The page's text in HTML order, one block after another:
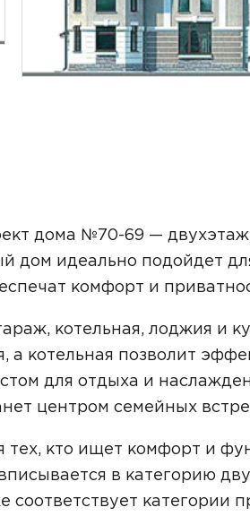
дома №70-69 —
дом идеально подойдет
комфорт и
котельная, лоджия и
а котельная позволит
для отдыха и
центром семейных
тех, кто ищет комфорт и
в категорию
соответствует категории
Telegram
сполитикой обработки